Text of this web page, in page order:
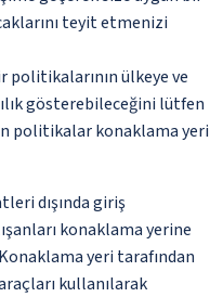
teyit etmenizi
ülkeye ve
gösterebileceğini lütfen
politikalar konaklama yeri
dışında giriş
konaklama yerine
yeri tarafından
kullanılarak